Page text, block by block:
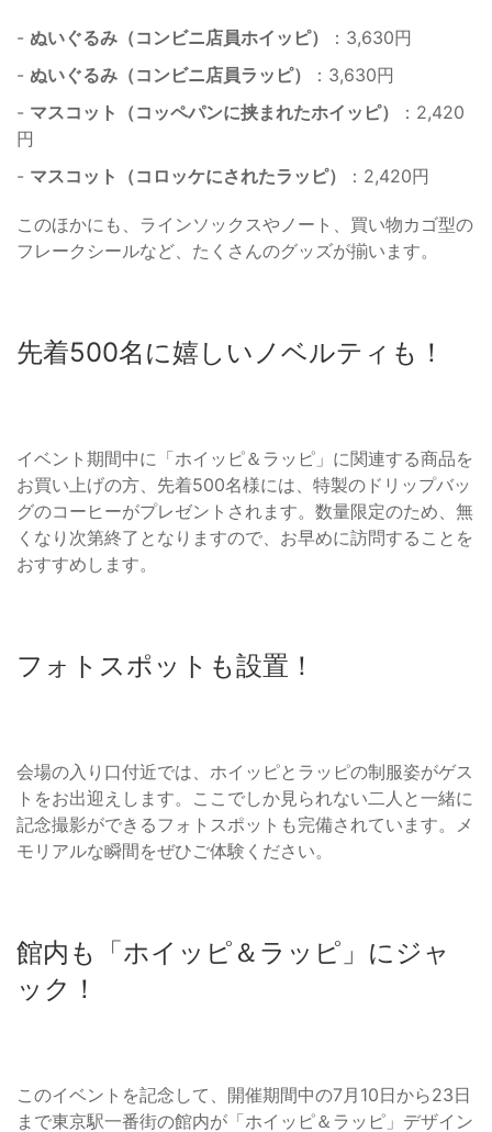
- ぬいぐるみ（コンビニ店員ホイッピ）
：3,630円
- ぬいぐるみ（コンビニ店員ラッピ）
：3,630円
- マスコット（コッペパンに挟まれたホイッピ）
：2,420
円
- マスコット（コロッケにされたラッピ） ：2,420円
このほかにも、ラインソックスやノート、買い物カゴ型の
フレークシールなど、たくさんのグッズが揃います。
先着500名に嬉しいノベルティも！
イベント期間中に「ホイッピ＆ラッピ」に関連する商品を
お買い上げの方、先着500名様には、特製のドリップバッ
グのコーヒーがプレゼントされます。数量限定のため、無
くなり次第終了となりますので、お早めに訪問することを
おすすめします。
フォトスポットも設置！
会場の入り口付近では、ホイッピとラッピの制服姿がゲス
トをお出迎えします。ここでしか見られない二人と一緒に
記念撮影ができるフォトスポットも完備されています。メ
モリアルな瞬間をぜひご体験ください。
館内も「ホイッピ＆ラッピ」にジャ
ック！
このイベントを記念して、開催期間中の7月10日から23日
まで東京駅一番街の館内が「ホイッピ＆ラッピ」デザイン